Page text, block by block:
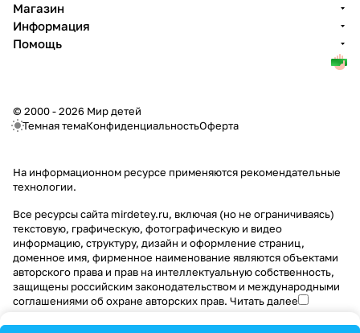
Магазин
Информация
Помощь
© 2000 - 2026 Мир детей
Темная темаКонфиденциальностьОферта
На информационном ресурсе применяются рекомендательные
технологии.
Все ресурсы сайта mirdetey.ru, включая (но не ограничиваясь)
текстовую, графическую, фотографическую и видео
информацию, структуру, дизайн и оформление страниц,
доменное имя, фирменное наименование являются объектами
авторского права и прав на интеллектуальную собственность,
защищены российским законодательством и международными
соглашениями об охране авторских прав. Читать далее